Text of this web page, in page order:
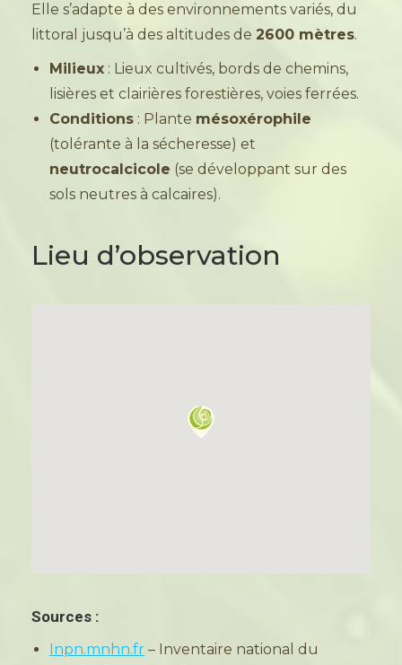
Elle s’adapte à des environnements variés, du
littoral jusqu’à des altitudes de 2600 mètres.
Milieux : Lieux cultivés, bords de chemins,
lisières et clairières forestières, voies ferrées.
Conditions : Plante mésoxérophile
(tolérante à la sécheresse) et
neutrocalcicole (se développant sur des
sols neutres à calcaires).
Lieu d’observation
Sources :
Inpn.mnhn.fr – Inventaire national du